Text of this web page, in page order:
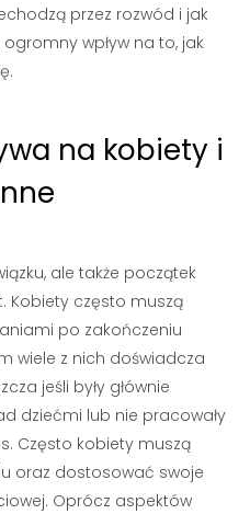
przez rozwód i jak
wpływ na to, jak
na kobiety i
ale także początek
Kobiety często muszą
po zakończeniu
wiele z nich doświadcza
jeśli były głównie
dziećmi lub nie pracowały
Często kobiety muszą
oraz dostosować swoje
Oprócz aspektów